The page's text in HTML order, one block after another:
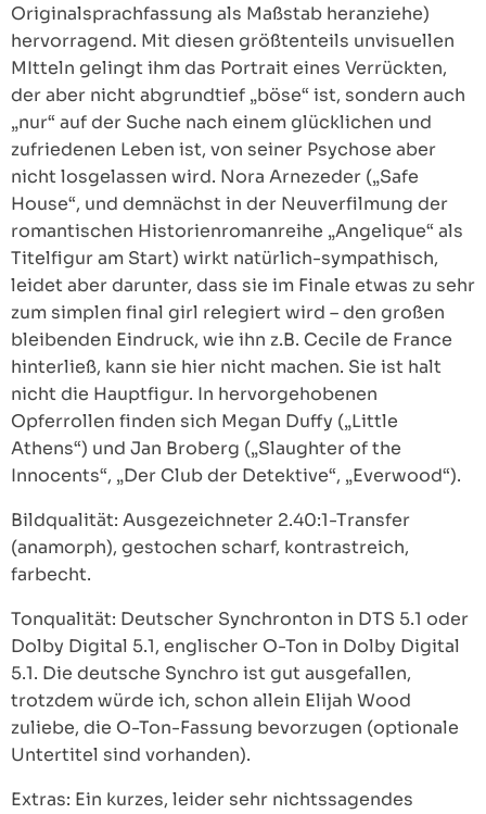
Originalsprachfassung als Maßstab heranziehe)
hervorragend. Mit diesen größtenteils unvisuellen
MItteln gelingt ihm das Portrait eines Verrückten,
der aber nicht abgrundtief „böse“ ist, sondern auch
„nur“ auf der Suche nach einem glücklichen und
zufriedenen Leben ist, von seiner Psychose aber
nicht losgelassen wird. Nora Arnezeder („Safe
House“, und demnächst in der Neuverfilmung der
romantischen Historienromanreihe „Angelique“ als
Titelfigur am Start) wirkt natürlich-sympathisch,
leidet aber darunter, dass sie im Finale etwas zu sehr
zum simplen final girl relegiert wird – den großen
bleibenden Eindruck, wie ihn z.B. Cecile de France
hinterließ, kann sie hier nicht machen. Sie ist halt
nicht die Hauptfigur. In hervorgehobenen
Opferrollen finden sich Megan Duffy („Little
Athens“) und Jan Broberg („Slaughter of the
Innocents“, „Der Club der Detektive“, „Everwood“).
Bildqualität: Ausgezeichneter 2.40:1-Transfer
(anamorph), gestochen scharf, kontrastreich,
farbecht.
Tonqualität: Deutscher Synchronton in DTS 5.1 oder
Dolby Digital 5.1, englischer O-Ton in Dolby Digital
5.1. Die deutsche Synchro ist gut ausgefallen,
trotzdem würde ich, schon allein Elijah Wood
zuliebe, die O-Ton-Fassung bevorzugen (optionale
Untertitel sind vorhanden).
Extras: Ein kurzes, leider sehr nichtssagendes